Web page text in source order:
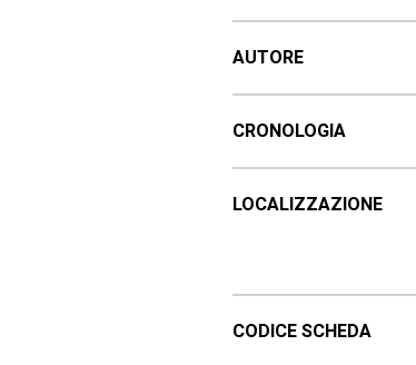
AUTORE
CRONOLOGIA
LOCALIZZAZIONE
CODICE SCHEDA